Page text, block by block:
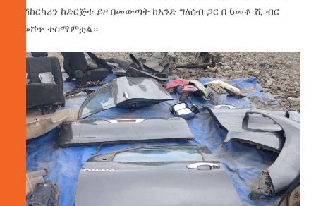
ተሽከርካሪን ከድርጅቱ ይዞ በመውጣት ከአንድ ግለሰብ ጋር በ 6መቶ ሺ ብር
ለመሸጥ ተስማምቷል።